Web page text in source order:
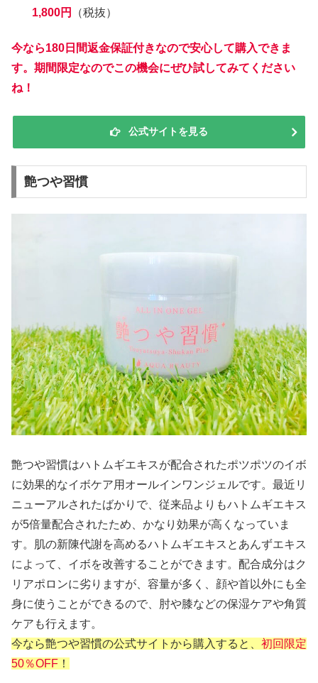
1,800円
（税抜）
今なら180日間返金保証付きなので安心して購入できま
す。期間限定なのでこの機会にぜひ試してみてください
ね！
公式サイトを見る
艶つや習慣
艶つや習慣はハトムギエキスが配合されたポツポツのイボ
に効果的なイボケア用オールインワンジェルです。最近リ
ニューアルされたばかりで、従来品よりもハトムギエキス
が5倍量配合されたため、かなり効果が高くなっていま
す。肌の新陳代謝を高めるハトムギエキスとあんずエキス
によって、イボを改善することができます。配合成分はク
リアポロンに劣りますが、容量が多く、顔や首以外にも全
身に使うことができるので、肘や膝などの保湿ケアや角質
ケアも行えます。
今なら艶つや習慣の公式サイトから購入すると、 初回限定
50％OFF ！